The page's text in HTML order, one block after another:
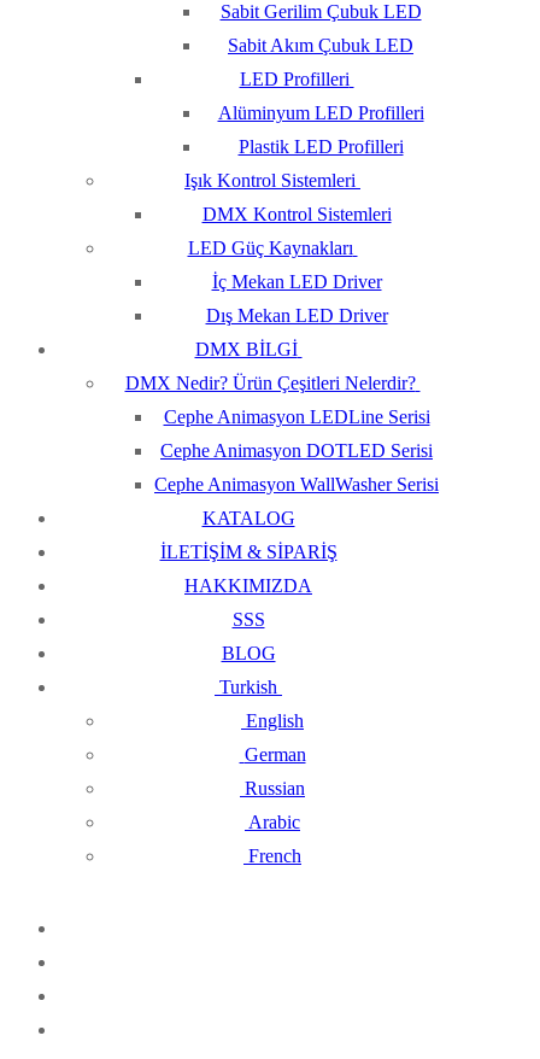
Sabit Gerilim Çubuk LED
Sabit Akım Çubuk LED
LED Profilleri
Alüminyum LED Profilleri
Plastik LED Profilleri
Işık Kontrol Sistemleri
DMX Kontrol Sistemleri
LED Güç Kaynakları
İç Mekan LED Driver
Dış Mekan LED Driver
DMX BİLGİ
DMX Nedir? Ürün Çeşitleri Nelerdir?
Cephe Animasyon LEDLine Serisi
Cephe Animasyon DOTLED Serisi
Cephe Animasyon WallWasher Serisi
KATALOG
İLETİŞİM & SİPARİŞ
HAKKIMIZDA
SSS
BLOG
Turkish
English
German
Russian
Arabic
French